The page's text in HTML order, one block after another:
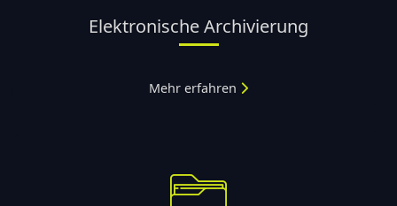
Elektronische Archivierung
Mehr erfahren